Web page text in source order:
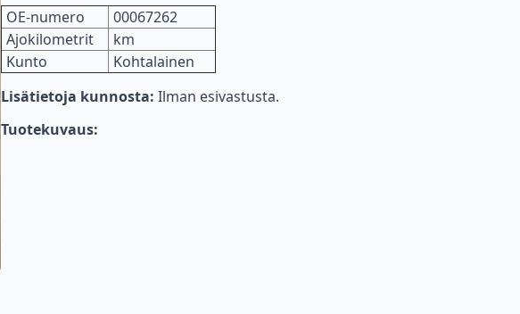
OE-numero
00067262
Ajokilometrit
km
Kunto
Kohtalainen
Lisätietoja kunnosta:Ilman esivastusta.
Tuotekuvaus: